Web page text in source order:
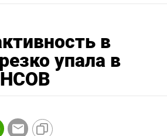
в
упала в